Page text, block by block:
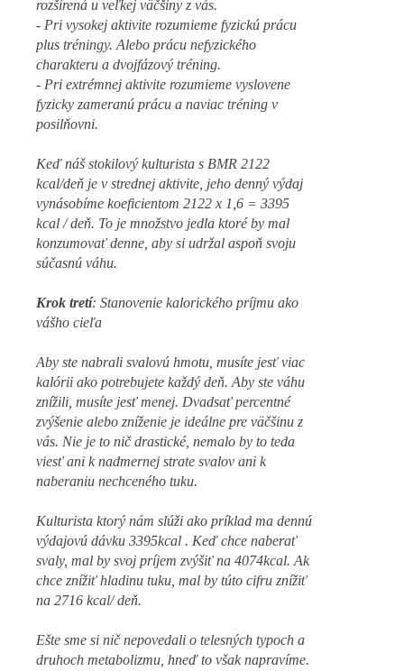
rozšírená u veľkej väčšiny z vás.
- Pri vysokej aktivite rozumieme fyzickú prácu
plus tréningy. Alebo prácu nefyzického
charakteru a dvojfázový tréning.
- Pri extrémnej aktivite rozumieme vyslovene
fyzicky zameranú prácu a naviac tréning v
posilňovni.
Keď náš stokilový kulturista s BMR 2122
kcal/deň je v strednej aktivite, jeho denný výdaj
vynásobíme koeficientom 2122 x 1,6 = 3395
kcal / deň. To je množstvo jedla ktoré by mal
konzumovať denne, aby si udržal aspoň svoju
súčasnú váhu.
Krok tretí: Stanovenie kalorického príjmu ako
vášho cieľa
Aby ste nabrali svalovú hmotu, musíte jesť viac
kalórii ako potrebujete každý deň. Aby ste váhu
znížili, musíte jesť menej. Dvadsať percentné
zvýšenie alebo zníženie je ideálne pre väčšinu z
vás. Nie je to nič drastické, nemalo by to teda
viesť ani k nadmernej strate svalov ani k
naberaniu nechceného tuku.
Kulturista ktorý nám slúži ako príklad ma dennú
výdajovú dávku 3395kcal . Keď chce naberať
svaly, mal by svoj príjem zvýšiť na 4074kcal. Ak
chce znížiť hladinu tuku, mal by túto cifru znížiť
na 2716 kcal/ deň.
Ešte sme si nič nepovedali o telesných typoch a
druhoch metabolizmu, hneď to však napravíme.